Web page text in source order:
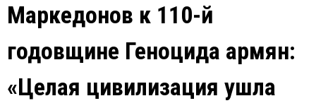
Маркедонов к 110-й
годовщине Геноцида армян:
«Целая цивилизация ушла